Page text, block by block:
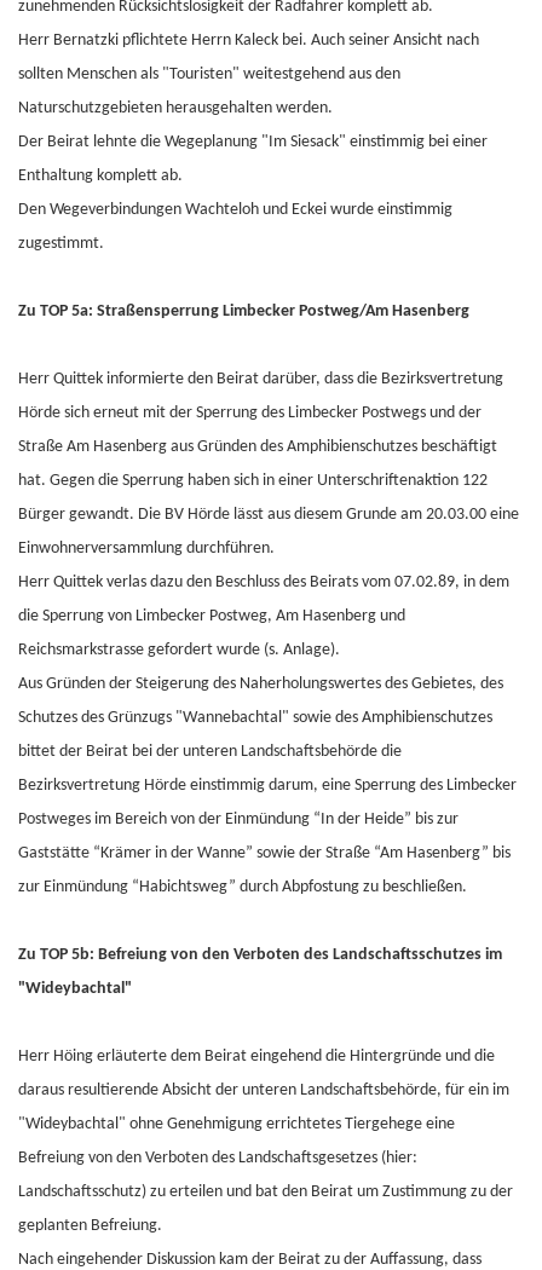
zunehmenden Rücksichtslosigkeit der Radfahrer komplett ab.
Herr Bernatzki pflichtete Herrn Kaleck bei. Auch seiner Ansicht nach
sollten Menschen als "Touristen" weitestgehend aus den
Naturschutzgebieten herausgehalten werden.
Der Beirat lehnte die Wegeplanung "Im Siesack" einstimmig bei einer
Enthaltung komplett ab.
Den Wegeverbindungen Wachteloh und Eckei wurde einstimmig
zugestimmt.
Zu TOP 5a: Straßensperrung Limbecker Postweg/Am Hasenberg
Herr Quittek informierte den Beirat darüber, dass die Bezirksvertretung
Hörde sich erneut mit der Sperrung des Limbecker Postwegs und der
Straße Am Hasenberg aus Gründen des Amphibienschutzes beschäftigt
hat. Gegen die Sperrung haben sich in einer Unterschriftenaktion 122
Bürger gewandt. Die BV Hörde lässt aus diesem Grunde am 20.03.00 eine
Einwohnerversammlung durchführen.
Herr Quittek verlas dazu den Beschluss des Beirats vom 07.02.89, in dem
die Sperrung von Limbecker Postweg, Am Hasenberg und
Reichsmarkstrasse gefordert wurde (s. Anlage).
Aus Gründen der Steigerung des Naherholungswertes des Gebietes, des
Schutzes des Grünzugs "Wannebachtal" sowie des Amphibienschutzes
bittet der Beirat bei der unteren Landschaftsbehörde die
Bezirksvertretung Hörde einstimmig darum, eine Sperrung des Limbecker
Postweges im Bereich von der Einmündung “In der Heide” bis zur
Gaststätte “Krämer in der Wanne” sowie der Straße “Am Hasenberg” bis
zur Einmündung “Habichtsweg” durch Abpfostung zu beschließen.
Zu TOP 5b: Befreiung von den Verboten des Landschaftsschutzes im
"Wideybachtal"
Herr Höing erläuterte dem Beirat eingehend die Hintergründe und die
daraus resultierende Absicht der unteren Landschaftsbehörde, für ein im
"Wideybachtal" ohne Genehmigung errichtetes Tiergehege eine
Befreiung von den Verboten des Landschaftsgesetzes (hier:
Landschaftsschutz) zu erteilen und bat den Beirat um Zustimmung zu der
geplanten Befreiung.
Nach eingehender Diskussion kam der Beirat zu der Auffassung, dass